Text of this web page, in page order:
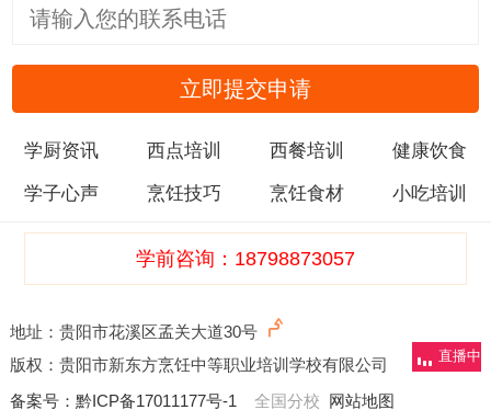
直播中
立即提交申请
学厨资讯 西点培训 西餐培训 健康饮食
学子心声 烹饪技巧 烹饪食材 小吃培训
学前咨询：18798873057
地址：贵阳市花溪区孟关大道30号
版权：贵阳市新东方烹饪中等职业培训学校有限公司
备案号： 黔ICP备17011177号-1 全国分校 网站地图